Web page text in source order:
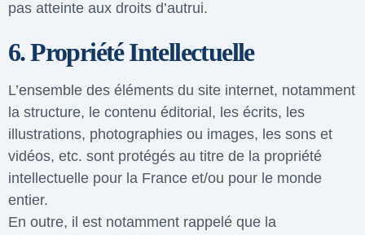
pas atteinte aux droits d’autrui.
6. Propriété Intellectuelle
L’ensemble des éléments du site internet, notamment
la structure, le contenu éditorial, les écrits, les
illustrations, photographies ou images, les sons et
vidéos, etc. sont protégés au titre de la propriété
intellectuelle pour la France et/ou pour le monde
entier.
En outre, il est notamment rappelé que la